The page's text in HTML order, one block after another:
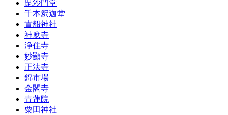
毘沙門堂
千本釈迦堂
貴船神社
神應寺
浄住寺
妙顯寺
正法寺
錦市場
金閣寺
青蓮院
粟田神社